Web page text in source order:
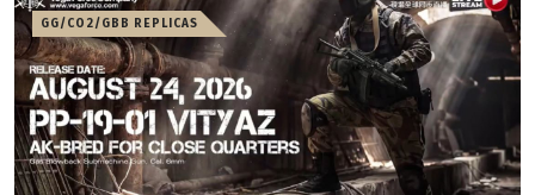
GG/CO2/GBB REPLICAS